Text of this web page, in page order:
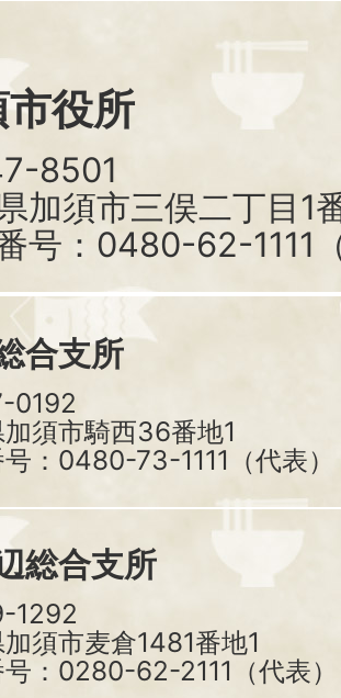
役所
8501
加須市三俣二丁目1
号：0480-62-1111
合支所
0192
須市騎西36番地1
：0480-73-1111（代表）
総合支所
1292
須市麦倉1481番地1
：0280-62-2111（代表）